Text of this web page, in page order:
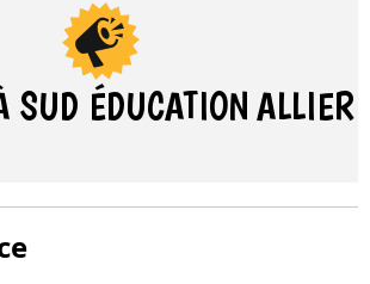
SUD ÉDUCATION ALLIER